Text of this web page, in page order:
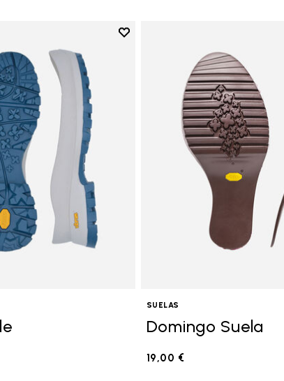
Add to wishlist
SUELAS
Domingo Suela
19,00 €